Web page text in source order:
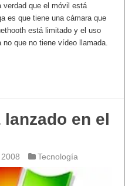
verdad que el móvil está
es que tiene una cámara que
está limitado y el uso
que no tiene vídeo llamada.
en el
Tecnología